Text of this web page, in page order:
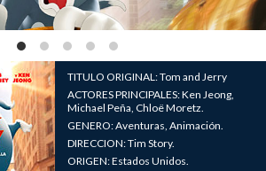
TITULO ORIGINAL: Tom and Jerry
ACTORES PRINCIPALES: Ken Jeong,
Michael Peña, Chloë Moretz.
GENERO: Aventuras, Animación.
DIRECCION: Tim Story.
ORIGEN: Estados Unidos.